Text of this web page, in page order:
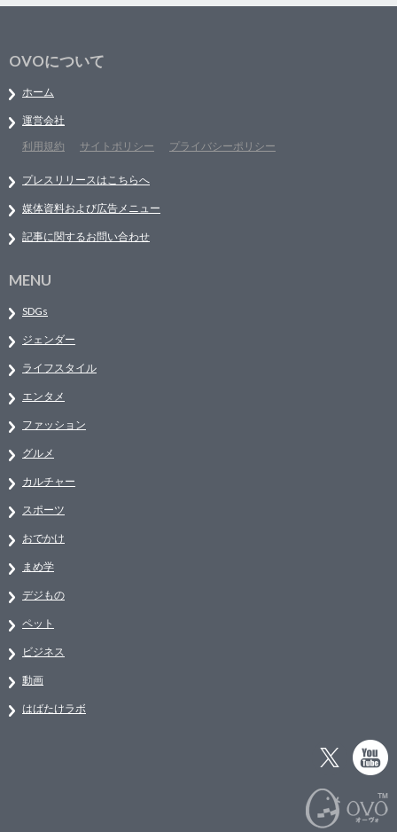
OVOについて
ホーム
運営会社
利用規約
サイトポリシー プライバシーポリシー
プレスリリースはこちらへ
媒体資料および広告メニュー
記事に関するお問い合わせ
MENU
SDGs
ジェンダー
ライフスタイル
エンタメ
ファッション
グルメ
カルチャー
スポーツ
おでかけ
まめ学
デジもの
ペット
ビジネス
動画
はばたけラボ